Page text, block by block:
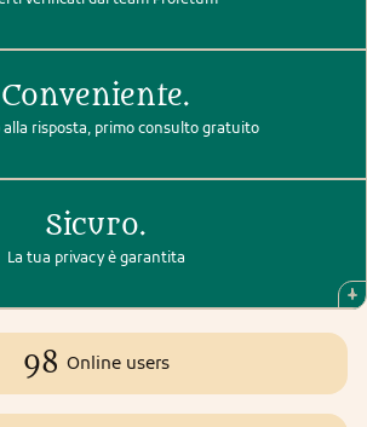
Conveniente.
alla risposta, primo consulto gratuito
Sicuro.
La tua privacy è garantita
98 Online users